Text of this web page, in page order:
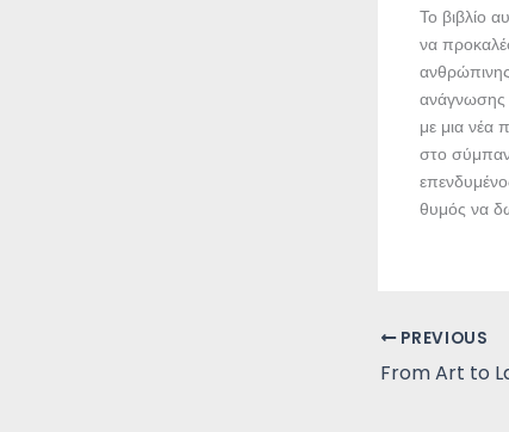
Το βιβλίο
να
ανάγνωσης
με μια νέα
στο
θυμός να
PREVIOUS